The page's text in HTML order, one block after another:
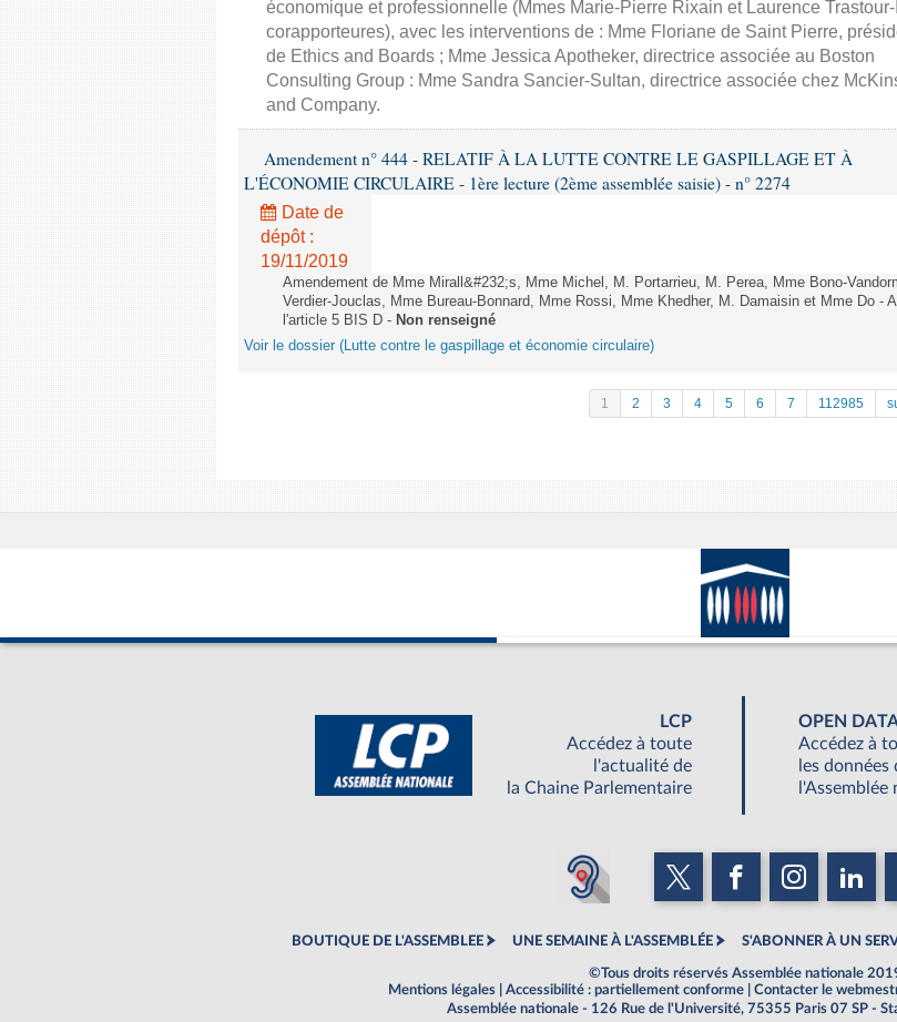
économique et professionnelle (Mmes Marie-Pierre Rixain et Laurence Trastour-
corapporteures), avec les interventions de : Mme Floriane de Saint Pierre,
de Ethics and Boards ; Mme Jessica Apotheker, directrice associée au Boston
Consulting Group : Mme Sandra Sancier-Sultan, directrice associée chez
and Company.
Amendement n° 444 - RELATIF À LA LUTTE CONTRE LE GASPILLAGE ET À
L'ÉCONOMIE CIRCULAIRE - 1ère lecture (2ème assemblée saisie) - n° 2274
Date de
dépôt :
19/11/2019
Amendement de Mme Mirall&#232;s, Mme Michel, M. Portarrieu, M. Perea, Mme Bono-
Verdier-Jouclas, Mme Bureau-Bonnard, Mme Rossi, Mme Khedher, M. Damaisin et Mme Do -
l'article 5 BIS D - Non renseigné
Voir le dossier (Lutte contre le gaspillage et économie circulaire)
1 2 3 4 5 6 7 112985
LCP
Accédez à toute
l'actualité de
la Chaine Parlementaire
OPEN
Accédez à
les données
l'Assemblée
BOUTIQUE DE L'ASSEMBLEE UNE SEMAINE À L'ASSEMBLÉE S'ABONNER À UN
©Tous droits réservés Assemblée nationale
Mentions légales
Accessibilité : partiellement conforme Contacter le
Assemblée nationale - 126 Rue de l'Université, 75355 Paris 07 SP -